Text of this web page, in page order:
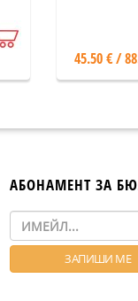
45.50 € /
АБОНАМЕНТ ЗА